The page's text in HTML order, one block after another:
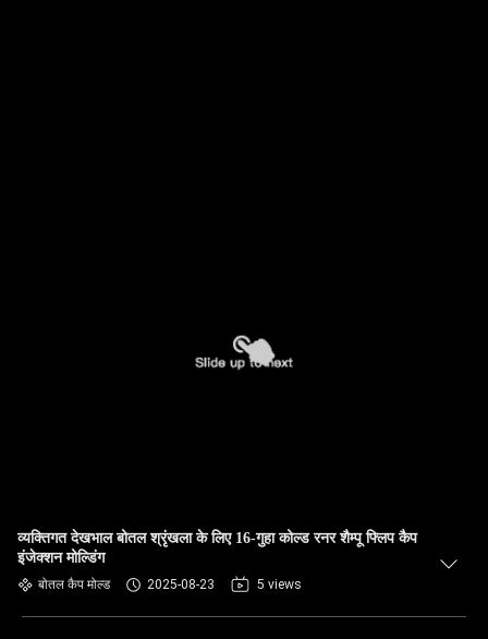
व्यक्तिगत देखभाल बोतल श्रृंखला के लिए 16-गुहा कोल्ड रनर शैम्पू फ्लिप कैप
इंजेक्शन मोल्डिंग
बोतल कैप मोल्ड 2025-08-23 5 views